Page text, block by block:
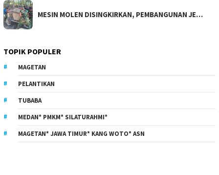
MESIN MOLEN DISINGKIRKAN, PEMBANGUNAN JE…
TOPIK POPULER
MAGETAN
PELANTIKAN
TUBABA
MEDAN* PMKM* SILATURAHMI*
MAGETAN* JAWA TIMUR* KANG WOTO* ASN